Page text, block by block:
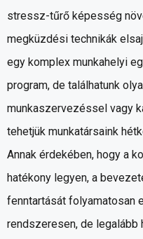
stressz-tűrő képesség
megküzdési technikák
egy komplex munkahelyi
program, de találhatunk
munkaszervezéssel vagy
tehetjük munkatársaink
Annak érdekében, hogy a
hatékony legyen, a
fenntartását folyamatosan
rendszeresen, de legalább